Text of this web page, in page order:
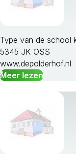
Type van de school
5345 JK OSS
www.depolderhof.nl
Meer lezen